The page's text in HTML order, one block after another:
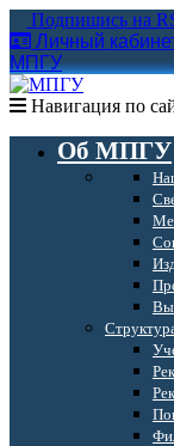
Подпишись на
Личный
МПГУ
Навигация по
Об МПГУ